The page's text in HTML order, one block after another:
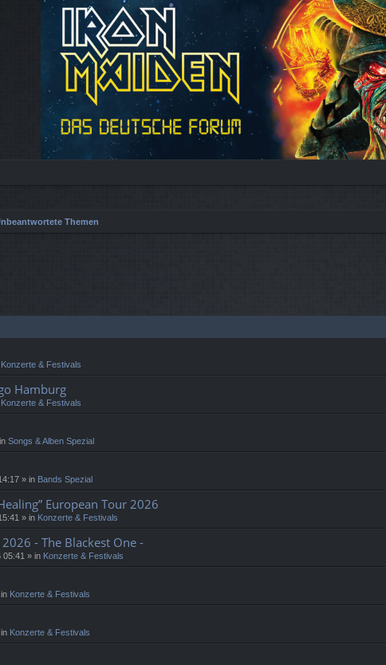
Themen
Konzerte & Festivals
Hamburg
Konzerte & Festivals
Songs & Alben Spezial
» in Bands Spezial
European Tour 2026
» in Konzerte & Festivals
2026 - The Blackest One -
05:41 » in Konzerte & Festivals
Konzerte & Festivals
Konzerte & Festivals